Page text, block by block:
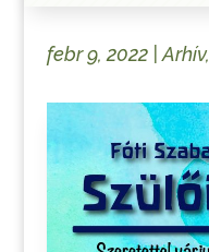
febr 9, 2022| Arhív,